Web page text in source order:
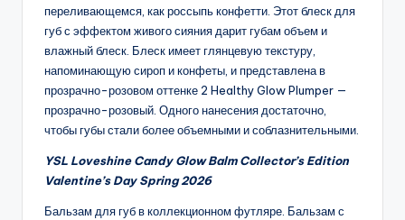
переливающемся, как россыпь конфетти. Этот блеск для
губ с эффектом живого сияния дарит губам объем и
влажный блеск. Блеск имеет глянцевую текстуру,
напоминающую сироп и конфеты, и представлена ​​в
прозрачно-розовом оттенке 2 Healthy Glow Plumper —
прозрачно-розовый. Одного нанесения достаточно,
чтобы губы стали более объемными и соблазнительными.
YSL Loveshine Candy Glow Balm Collector’s Edition
Valentine’s Day Spring 2026
Бальзам для губ в коллекционном футляре. Бальзам с